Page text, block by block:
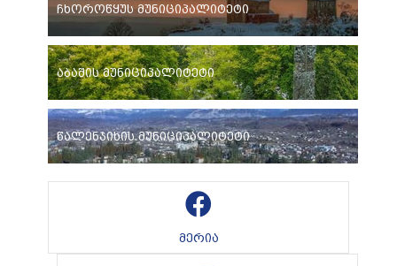
ჩხოროწყუს მუნიციპალიტეტი
აბაშის მუნიციპალიტეტი
წალენჯიხის მუნიციპალიტეტი
მერია